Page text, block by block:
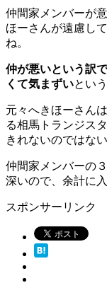
仲間家メンバーが
ほーさんが遠慮し
ね。
仲が悪いという訳
くて気まずいとい
元々へきほーさん
る相馬トランジス
きれないのではな
仲間家メンバーの
深いので、余計に
スポンサーリンク